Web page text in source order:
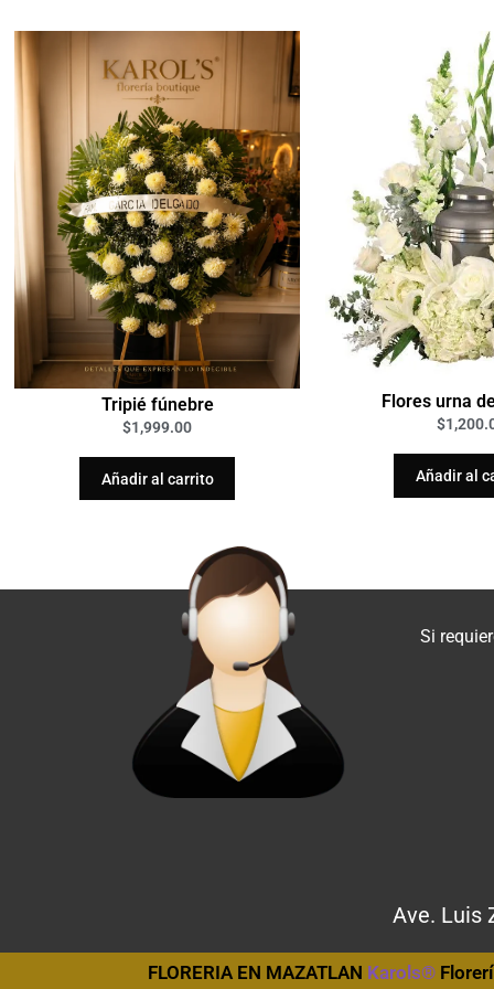
Tripié fúnebre
$1,999.00
Añadir al carrito
Flores urna
$
Añadir al
Si
Ave. Luis
FLORERIA EN MAZATLAN Karols®